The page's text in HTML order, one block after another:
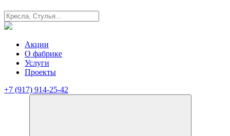
Акции
О фабрике
Услуги
Проекты
+7 (917) 914-25-42